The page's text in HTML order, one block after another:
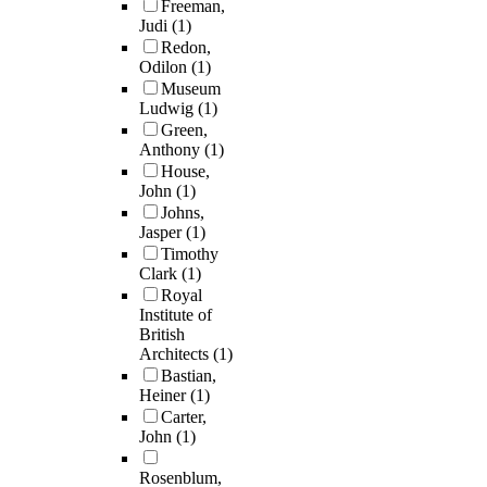
Freeman,
Judi (1)
Redon,
Odilon (1)
Museum
Ludwig (1)
Green,
Anthony (1)
House,
John (1)
Johns,
Jasper(1)
Timothy
Clark (1)
Royal
Institute of
British
Architects (1)
Bastian,
Heiner(1)
Carter,
John (1)
Rosenblum,